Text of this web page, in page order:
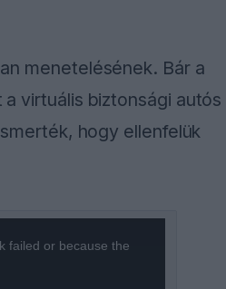
menetelésének. Bár a
virtuális biztonsági autós
hogy ellenfelük
failed or because the